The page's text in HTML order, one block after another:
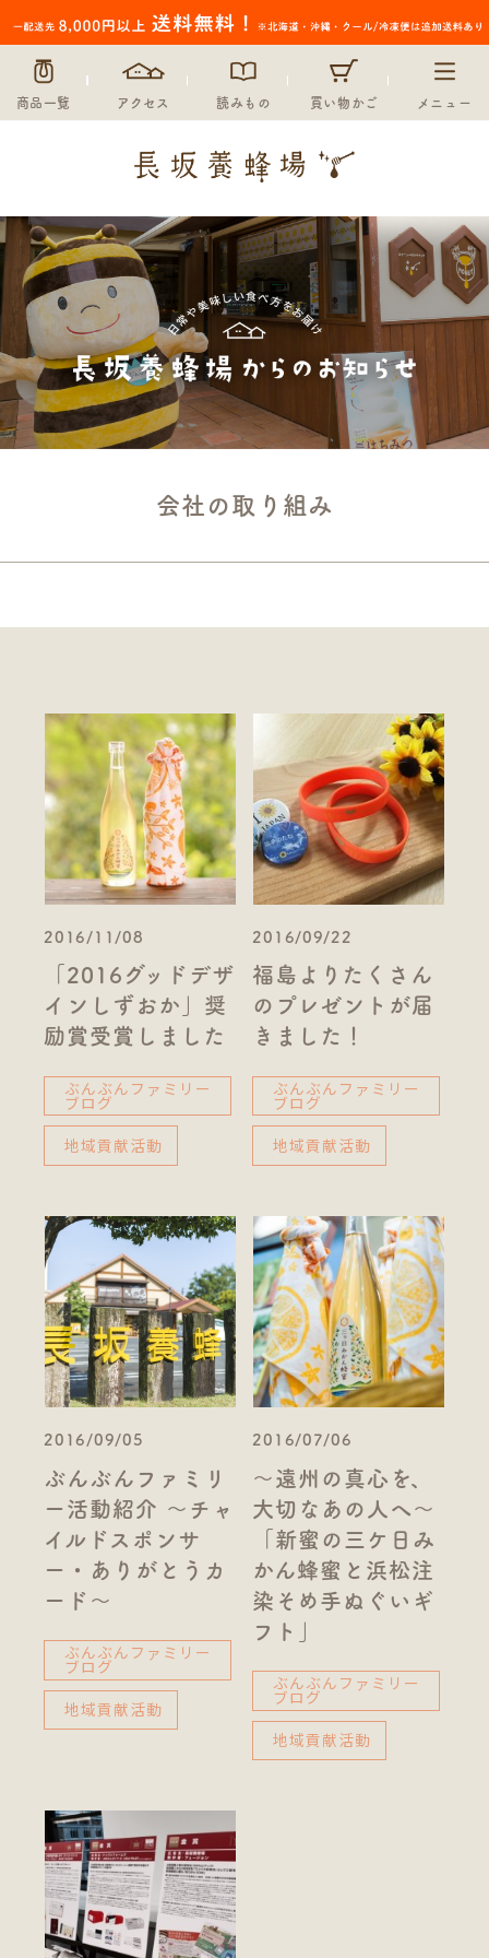
商品一覧 アクセス 読みもの 買い物かご メニュー
会社の取り組み
2016/11/08
「2016グッドデザ
インしずおか」奨
励賞受賞しました
ぶんぶんファミリー
ブログ
地域貢献活動
2016/09/22
福島よりたくさん
のプレゼントが届
きました！
ぶんぶんファミリー
ブログ
地域貢献活動
2016/09/05
ぶんぶんファミリ
ー活動紹介 〜チャ
イルドスポンサ
ー・ありがとうカ
ード〜
ぶんぶんファミリー
ブログ
地域貢献活動
2016/07/06
〜遠州の真心を、
大切なあの人へ〜
「新蜜の三ケ日み
かん蜂蜜と浜松注
染そめ手ぬぐいギ
フト」
ぶんぶんファミリー
ブログ
地域貢献活動